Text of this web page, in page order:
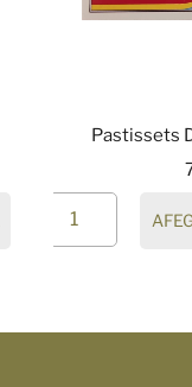
Pastissets